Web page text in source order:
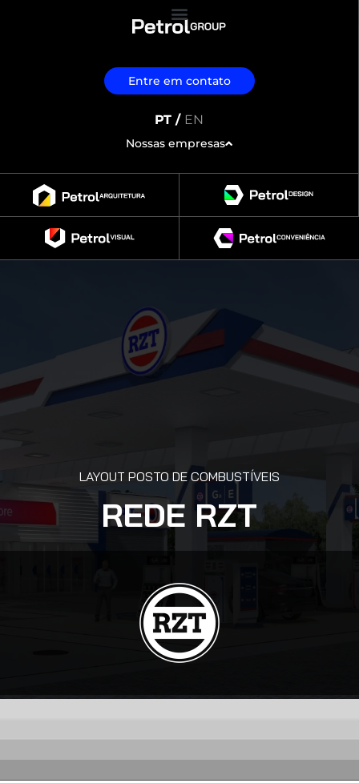
Entre em contato
PT / EN
Nossas empresas
LAYOUT POSTO DE COMBUSTÍVEIS
REDE RZT